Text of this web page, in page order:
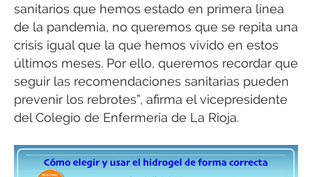
sanitarios que hemos estado en primera línea
de la pandemia, no queremos que se repita una
crisis igual que la que hemos vivido en estos
últimos meses. Por ello, queremos recordar que
seguir las recomendaciones sanitarias pueden
prevenir los rebrotes”, afirma el vicepresidente
del Colegio de Enfermería de La Rioja.